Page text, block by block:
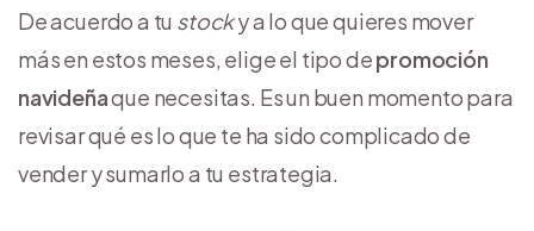
De acuerdo a tu stocky a lo que quieres mover
más en estos meses, elige el tipo depromoción
navideñaque necesitas. Es un buen momento para
revisar qué es lo que te ha sido complicado de
vender y sumarlo a tu estrategia.